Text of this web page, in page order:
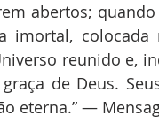
abertos; quando
imortal, colocada
reunido e,
de Deus.
eterna.” —